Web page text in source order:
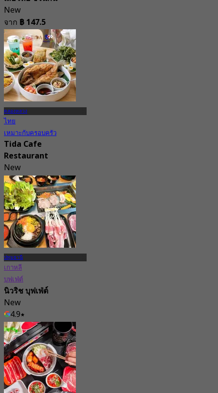
New
จาก ฿ 147.5
คลองหลวง
ไทย
เหมาะกับครอบครัว
Tida Cafe
Restaurant
New
4.8
จาก฿ 237.5
ปทุมธานี
เกาหลี
บุฟเฟ่ต์
นิวริช บุฟเฟ่ต์
New
4.9
จาก฿ 390